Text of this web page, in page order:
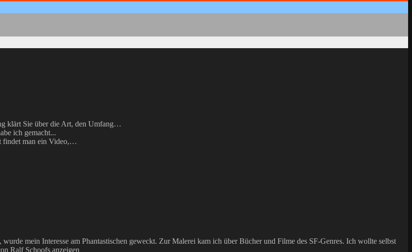
klärt Sie über die Art, den Umfang…
ich gemacht...
findet man ein Video,…
mein Interesse am Phantastischen geweckt. Zur Malerei kam ich über Bücher und Filme des SF-Genres. Ich wollte selbst
Ralf Schoofs anzeigen